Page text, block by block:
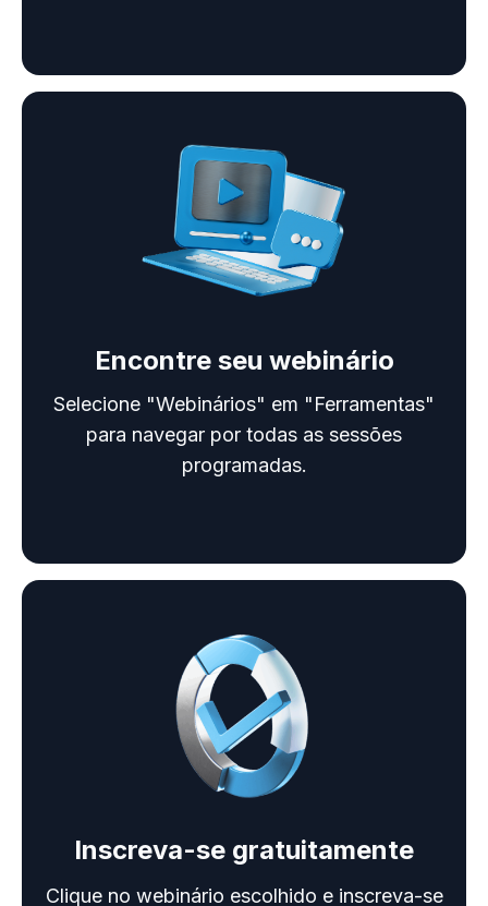
Encontre seu webinário
Selecione "Webinários" em "Ferramentas"
para navegar por todas as sessões
programadas.
Inscreva-se gratuitamente
Clique no webinário escolhido e inscreva-se